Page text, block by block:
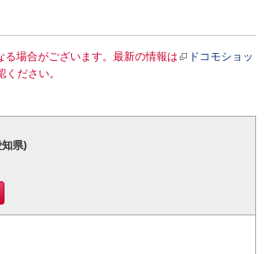
る場合がございます。最新の情報は
ドコモショッ
ください。
知県)